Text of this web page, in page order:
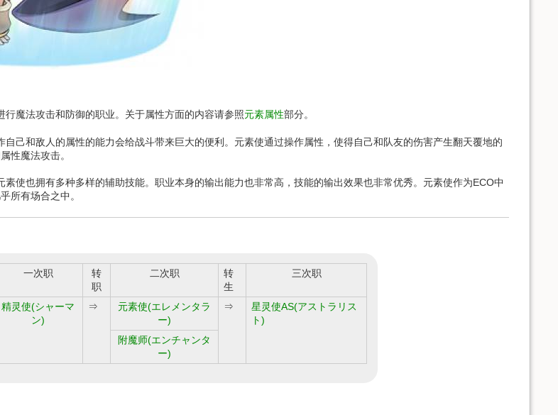
行魔法攻击和防御的职业。关于属性方面的内容请参照元素属性部分。
自己和敌人的属性的能力会给战斗带来巨大的便利。元素使通过操作属性，使得自己和队友的伤害产生翻天覆地的
性魔法攻击。
素使也拥有多种多样的辅助技能。职业本身的输出能力也非常高，技能的输出效果也非常优秀。元素使作为ECO中
所有场合之中。
一次职
转
职
二次职
转
生
三次职
精灵使(シャーマ
ン)
⇒
元素使(エレメンタラ
ー)
⇒
星灵使AS(アストラリス
ト)
附魔师(エンチャンタ
ー)